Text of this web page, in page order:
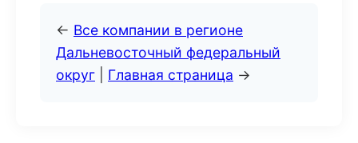
← Все компании в регионе
Дальневосточный федеральный
округ
Главная страница →